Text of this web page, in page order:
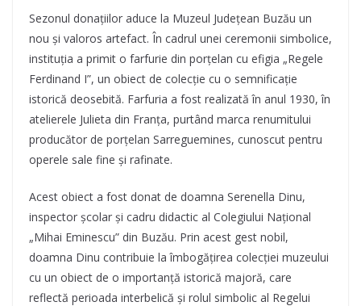
Sezonul donațiilor aduce la Muzeul Județean Buzău un
nou și valoros artefact. În cadrul unei ceremonii simbolice,
instituția a primit o farfurie din porțelan cu efigia „Regele
Ferdinand I”, un obiect de colecție cu o semnificație
istorică deosebită. Farfuria a fost realizată în anul 1930, în
atelierele Julieta din Franța, purtând marca renumitului
producător de porțelan Sarreguemines, cunoscut pentru
operele sale fine și rafinate.
Acest obiect a fost donat de doamna Serenella Dinu,
inspector școlar și cadru didactic al Colegiului Național
„Mihai Eminescu” din Buzău. Prin acest gest nobil,
doamna Dinu contribuie la îmbogățirea colecției muzeului
cu un obiect de o importanță istorică majoră, care
reflectă perioada interbelică și rolul simbolic al Regelui